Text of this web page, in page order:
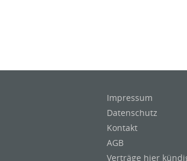
Impressum
Datenschutz
Kontakt
AGB
Verträge hier